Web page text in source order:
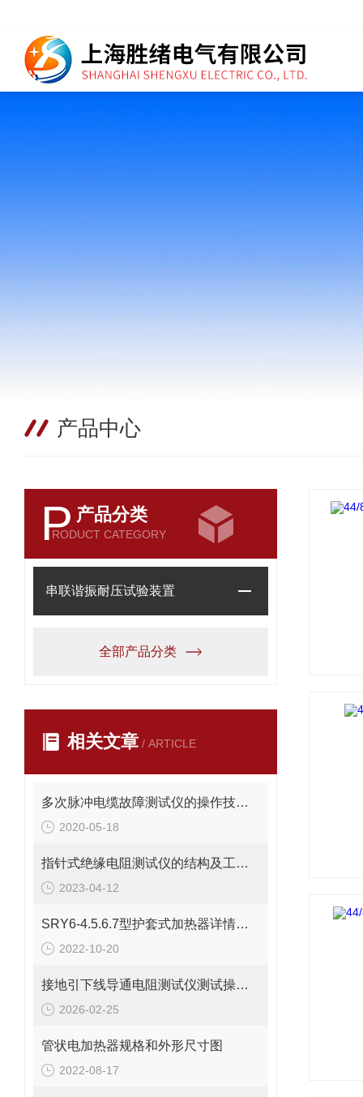
产品中心
P 产品分类
RODUCT CATEGORY
串联谐振耐压试验装置
全部产品分类
相关文章 / ARTICLE
多次脉冲电缆故障测试仪的操作技巧有哪些？
2020-05-18
指针式绝缘电阻测试仪的结构及工作原理
2023-04-12
SRY6-4.5.6.7型护套式加热器详情介绍
2022-10-20
接地引下线导通电阻测试仪测试操作方法
2026-02-25
管状电加热器规格和外形尺寸图
2022-08-17